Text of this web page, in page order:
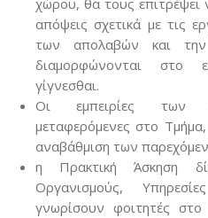
χώρου, θα τους επιτρέψει
απόψεις σχετικά με τις
των απολαβών και
διαμορφώνονται στο
γίγνεσθαι.
Οι εμπειρίες των
μεταφερόμενες στο
αναβάθμιση των
η Πρακτική Άσκηση
Οργανισμούς,
γνωρίσουν φοιτητές στο